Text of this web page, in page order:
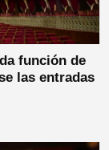
función de
las entradas